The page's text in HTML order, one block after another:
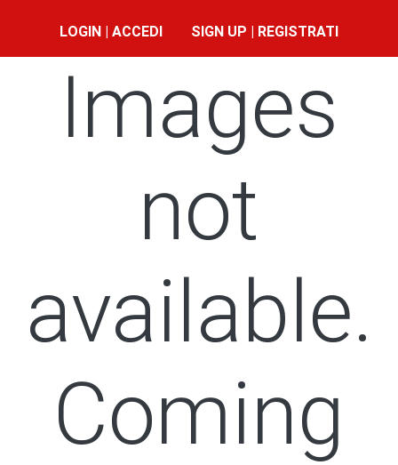
LOGIN | ACCEDI SIGN UP | REGISTRATI
Images
not
available.
Coming